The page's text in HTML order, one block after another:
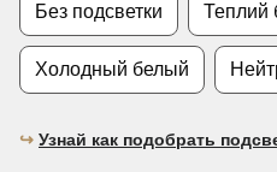
Без подсветки Теплий
Холодный белый
↪︎ Узнай как подобрать